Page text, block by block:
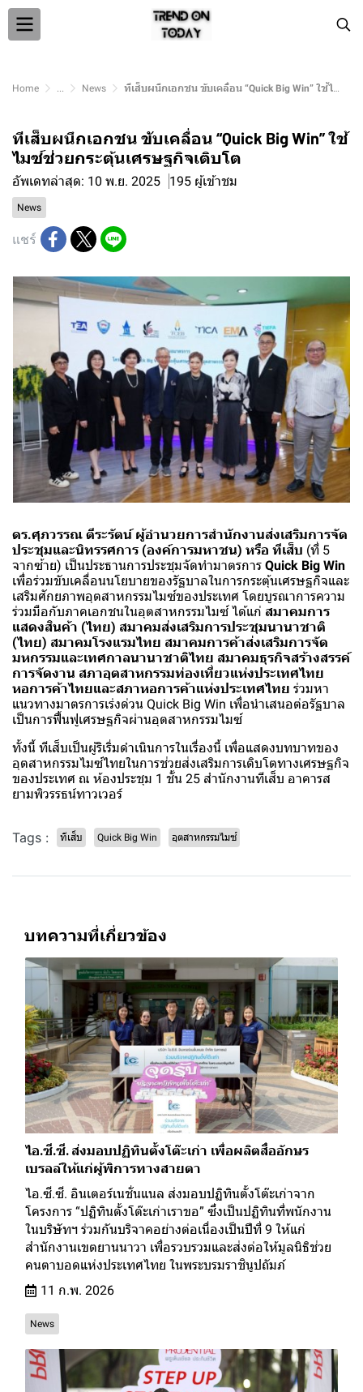
Home ... News ทีเส็บผนึกเอกชน ขับเคลื่อน “Quick Big Win” ใช้ไมซ์ช่วยกระตุ้นเศรษฐกิจเติบโต
ทีเส็บผนึกเอกชน ขับเคลื่อน “Quick Big Win” ใช้
ไมซ์ช่วยกระตุ้นเศรษฐกิจเติบโต
อัพเดทล่าสุด: 10 พ.ย. 2025 195 ผู้เข้าชม
News
แชร์
ดร.ศุภวรรณ ตีระรัตน์ ผู้อำนวยการสำนักงานส่งเสริมการจัด
ประชุมและนิทรรศการ (องค์การมหาชน) หรือ ทีเส็บ (ที่ 5
จากซ้าย) เป็นประธานการประชุมจัดทำมาตรการ Quick Big Win
เพื่อร่วมขับเคลื่อนนโยบายของรัฐบาลในการกระตุ้นเศรษฐกิจและ
เสริมศักยภาพอุตสาหกรรมไมซ์ของประเทศ โดยบูรณาการความ
ร่วมมือกับภาคเอกชนในอุตสาหกรรมไมซ์ ได้แก่ สมาคมการ
แสดงสินค้า (ไทย) สมาคมส่งเสริมการประชุมนานาชาติ
(ไทย) สมาคมโรงแรมไทย สมาคมการค้าส่งเสริมการจัด
มหกรรมและเทศกาลนานาชาติไทย สมาคมธุรกิจสร้างสรรค์
การจัดงาน สภาอุตสาหกรรมท่องเที่ยวแห่งประเทศไทย
หอการค้าไทยและสภาหอการค้าแห่งประเทศไทย ร่วมหา
แนวทางมาตรการเร่งด่วน Quick Big Win เพื่อนำเสนอต่อรัฐบาล
เป็นการฟื้นฟูเศรษฐกิจผ่านอุตสาหกรรมไมซ์
ทั้งนี้ ทีเส็บเป็นผู้ริเริ่มดำเนินการในเรื่องนี้ เพื่อแสดงบทบาทของ
อุตสาหกรรมไมซ์ไทยในการช่วยส่งเสริมการเติบโตทางเศรษฐกิจ
ของประเทศ ณ ห้องประชุม 1 ชั้น 25 สำนักงานทีเส็บ อาคารส
ยามพิวรรธน์ทาวเวอร์
Tags : ทีเส็บ Quick Big Win อุตสาหกรรมไมซ์
บทความที่เกี่ยวข้อง
ไอ.ซี.ซี. ส่งมอบปฏิทินตั้งโต๊ะเก่า เพื่อผลิตสื่ออักษร
เบรลล์ให้แก่ผู้พิการทางสายตา
ไอ.ซี.ซี. อินเตอร์เนชั่นแนล ส่งมอบปฏิทินตั้งโต๊ะเก่าจาก
โครงการ “ปฏิทินตั้งโต๊ะเก่าเราขอ” ซึ่งเป็นปฏิทินที่พนักงาน
ในบริษัทฯ ร่วมกันบริจาคอย่างต่อเนื่องเป็นปีที่ 9 ให้แก่
สำนักงานเขตยานนาวา เพื่อรวบรวมและส่งต่อให้มูลนิธิช่วย
คนตาบอดแห่งประเทศไทย ในพระบรมราชินูปถัมภ์
11 ก.พ. 2026
News